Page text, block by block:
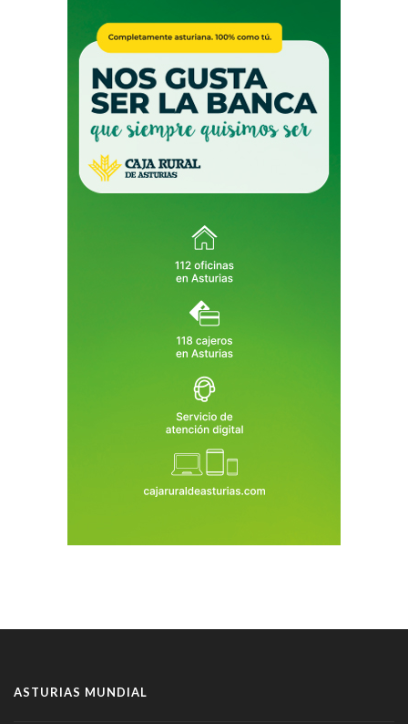
ASTURIAS MUNDIAL